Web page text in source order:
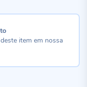
item em nossa